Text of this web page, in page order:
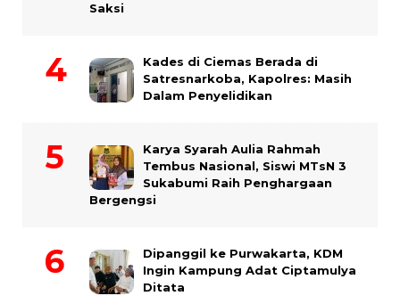
Saksi
Kades di Ciemas Berada di
Satresnarkoba, Kapolres: Masih
Dalam Penyelidikan
Karya Syarah Aulia Rahmah
Tembus Nasional, Siswi MTsN 3
Sukabumi Raih Penghargaan
Bergengsi
Dipanggil ke Purwakarta, KDM
Ingin Kampung Adat Ciptamulya
Ditata